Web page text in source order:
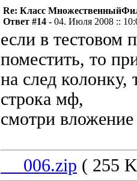
Re: Класс
Ответ #14 - 04. Июля 2008 ::
если в тестовом
поместить, то
на след колонку,
строка мф,
смотри вложение
__006.zip ( 255